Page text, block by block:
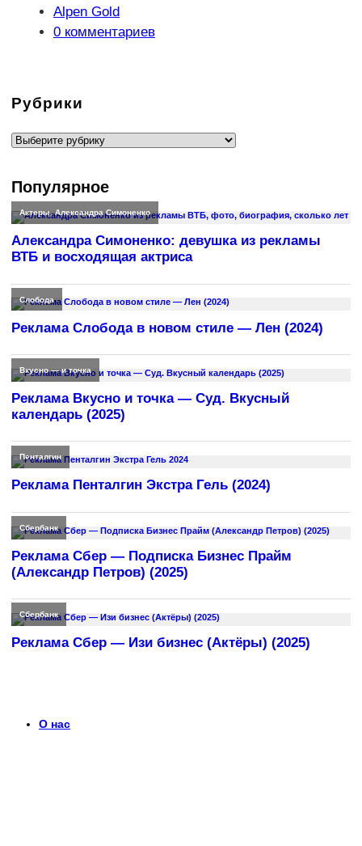
опубликована:
Рубрика
записи:
Alpen Gold
Комментарии
0 комментариев
Рубрики
Рубрики
Популярное
Актеры,Александра Симоненко
Александра Симоненко: девушка из рекламы
ВТБ и восходящая актриса
Слобода
Реклама Слобода в новом стиле — Лен (2024)
Вкусно — и точка
Реклама Вкусно и точка — Суд. Вкусный
календарь (2025)
Пенталгин
Реклама Пенталгин Экстра Гель (2024)
Сбербанк
Реклама Сбер — Подписка Бизнес Прайм
(Александр Петров) (2025)
Сбербанк
Реклама Сбер — Изи бизнес (Актёры) (2025)
О нас